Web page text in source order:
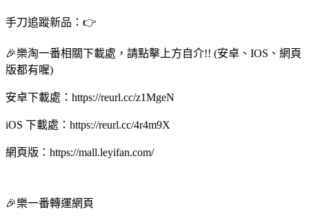
手刀追蹤新品：👉
🎉樂淘一番相關下載處，請點擊上方自介!! (安卓、IOS、網頁
版都有喔)
安卓下載處：https://reurl.cc/z1MgeN
iOS 下載處：https://reurl.cc/4r4m9X
網頁版：https://mall.leyifan.com/
🎉樂一番轉運網頁